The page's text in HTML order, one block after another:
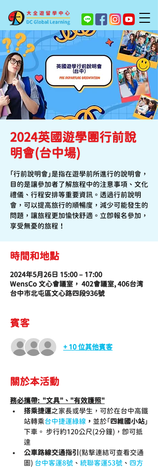
2024英國遊學團行前說
明會(台中場)
「行前說明會」是指在遊學前所進行的說明會，
目的是讓參加者了解旅程中的注意事項、文化
禮儀、行程安排等重要資訊。透過行前說明
會，可以提高旅行的順暢度，減少可能發生的
問題，讓旅程更加愉快舒適。立即報名參加，
享受無憂的旅程！
時間和地點
2024年5月26日 15:00 – 17:00
WensCo 文心會議室， 402會議室, 406台湾
台中市北屯區文心路四段936號
賓客
+ 10 位其他賓客
關於本活動
務必攜帶:  "文具"、"有效護照"
搭乘捷運之家長或學生，可於在台中高鐵
站轉乘台中捷運綠線 ， 並於「 四維國小站 」
下車。 步行約120公尺(2分鐘)，即可抵
達
公車路線交通指引 (點擊連結可查看交通
圖) 台中客運8號 、 統聯客運53號 、 四方